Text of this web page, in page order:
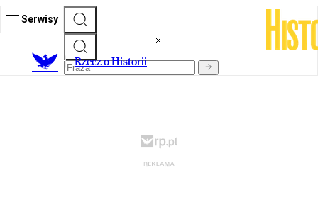
Serwisy
Rzecz o Historii